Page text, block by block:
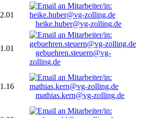
2.01
heike.huber@vg-zolling.de
1.01
gebuehren.steuern@vg-
zolling.de
1.16
mathias.kern@vg-zolling.de